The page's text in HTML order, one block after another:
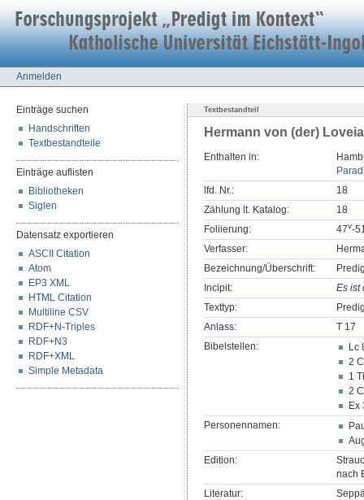
Anmelden
Einträge suchen
Handschriften
Textbestandteile
Einträge auflisten
Bibliotheken
Siglen
Datensatz exportieren
ASCII Citation
Atom
EP3 XML
HTML Citation
Multiline CSV
RDF+N-Triples
RDF+N3
RDF+XML
Simple Metadata
Textbestandteil
Hermann von (der)
Enthalten in:
lfd. Nr.:
18
Zählung lt. Katalog:
18
Foliierung:
47v-
Verfasser:
Bezeichnung/Überschrift:
Incipit:
Es ist
Texttyp:
Anlass:
T 17
Bibelstellen:
Lc
2
1
2
Ex
Personennamen:
Edition:
nach
Literatur: